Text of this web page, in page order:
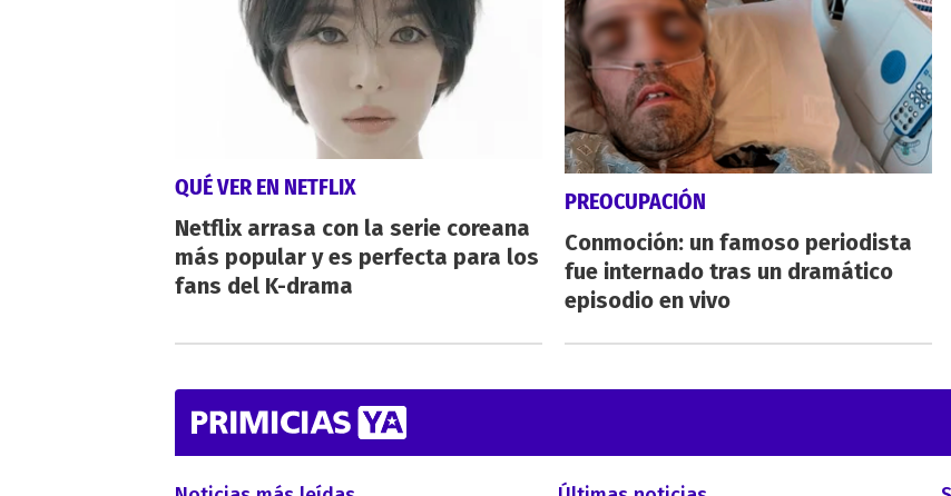
QUÉ VER EN NETFLIX
Netflix arrasa con la serie coreana
más popular y es perfecta para los
fans del K-drama
PREOCUPACIÓN
Conmoción: un famoso periodista
fue internado tras un dramático
episodio en vivo